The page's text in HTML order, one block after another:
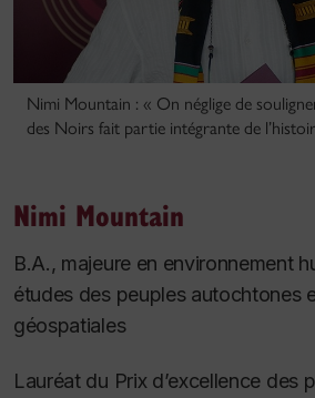
Nimi Mountain : « On néglige de
des Noirs fait partie intégrante de
Nimi Mountain
B.A., majeure en environnement
études des peuples autochtones
géospatiales
Lauréat du Prix d’excellence des